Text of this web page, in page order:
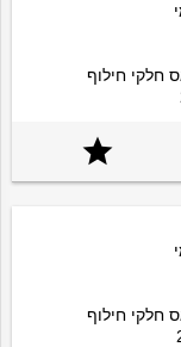
חלקי חילוף

חלקי חילוף